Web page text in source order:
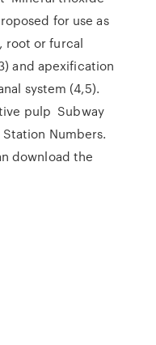
for use as
root or furcal
and apexification
system (4,5).
pulp Subway
Numbers.
download the